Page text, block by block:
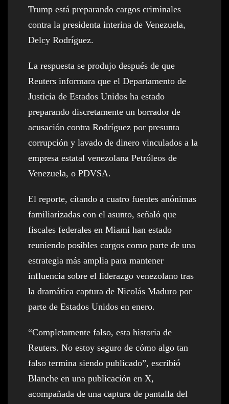
Trump está preparando cargos criminales
contra la presidenta interina de Venezuela,
Delcy Rodríguez.
La respuesta se produjo después de que
Reuters informara que el Departamento de
Justicia de Estados Unidos ha estado
preparando discretamente un borrador de
acusación contra Rodríguez por presunta
corrupción y lavado de dinero vinculados a la
empresa estatal venezolana Petróleos de
Venezuela, o PDVSA.
El reporte, citando a cuatro fuentes anónimas
familiarizadas con el asunto, señaló que
fiscales federales en Miami han estado
reuniendo posibles cargos como parte de una
estrategia más amplia para mantener
influencia sobre el liderazgo venezolano tras
la dramática captura de Nicolás Maduro por
parte de Estados Unidos en enero.
“Completamente falso, esta historia de
Reuters. No estoy seguro de cómo algo tan
falso termina siendo publicado”, escribió
Blanche en una publicación en X,
acompañada de una captura de pantalla del